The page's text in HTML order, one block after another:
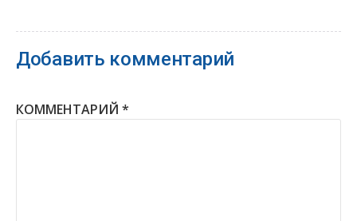
Добавить комментарий
КОММЕНТАРИЙ *